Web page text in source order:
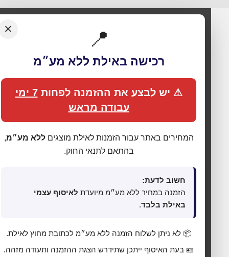
🍪 אנחנו משתמשים בעוגיות כדי לשפר את החוויה
התאמת תכנים ופרסום ממוקד. בלחיצה על
מסכים לכל הקטגוריות כמפורט במדיניות הפרטיות. באפשרותך
📍
רכישה באילת ללא מע״מ
⚠ יש לבצע את ההזמנה לפחות 7 ימי
עבודה מראש
המחירים באתר עבור הזמנות לאילת מוצגיםללא מע״מ,
בהתאם לתנאי החוק.
חשוב לדעת:
הזמנה במחיר ללא מע״מ מיועדתלאיסוף עצמי
באילת בלבד.
📦 לא ניתן לשלוח הזמנה ללא מע״מ לכתובת מחוץ לאילת.